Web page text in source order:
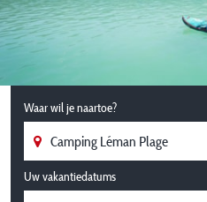
Waar wil je naartoe?
Uw vakantiedatums